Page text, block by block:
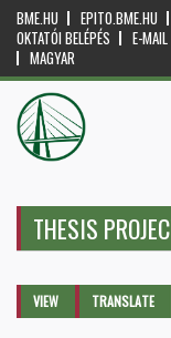
BME.HU EPITO.BME.HU
OKTATÓI BELÉPÉS
E-MAIL
MAGYAR
THESIS
Primary tabs
VIEW (ACTIVETRANSLATE